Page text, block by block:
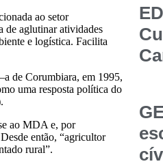
ao setor
de aglutinar atividades
e logística. Facilita
de Corumbiara, em 1995,
uma resposta política do
ao MDA e, por
então, “agricultor
rural”.